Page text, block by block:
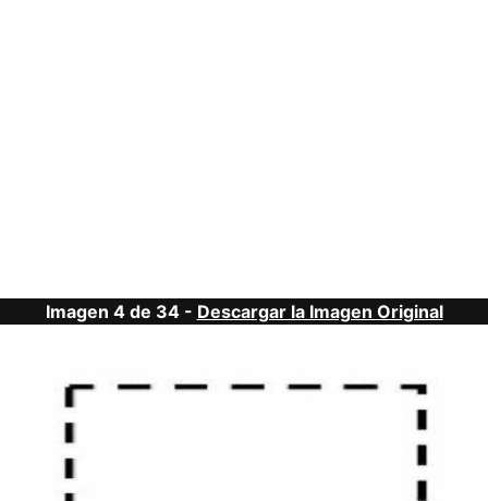
Imagen 4 de 34 - Descargar la Imagen Original